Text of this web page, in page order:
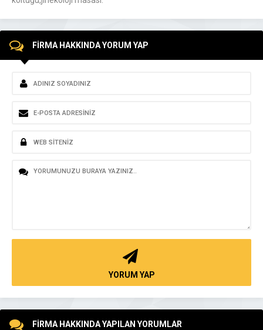
FİRMA HAKKINDA YORUM YAP
YORUM YAP
FİRMA HAKKINDA YAPILAN YORUMLAR